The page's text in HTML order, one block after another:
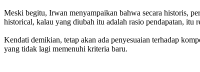
Meski begitu, Irwan menyampaikan bahwa secara historis,
historical, kalau yang diubah itu adalah rasio pendapatan,
Kendati demikian, tetap akan ada penyesuaian terhadap
yang tidak lagi memenuhi kriteria baru.